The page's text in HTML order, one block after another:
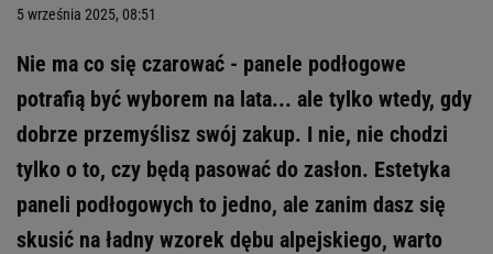
5 września 2025, 08:51
Nie ma co się czarować - panele podłogowe
potrafią być wyborem na lata... ale tylko wtedy, gdy
dobrze przemyślisz swój zakup. I nie, nie chodzi
tylko o to, czy będą pasować do zasłon. Estetyka
paneli podłogowych to jedno, ale zanim dasz się
skusić na ładny wzorek dębu alpejskiego, warto